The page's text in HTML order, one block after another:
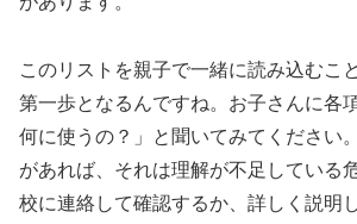
このリストを親子で一緒に読み込むこ
第一歩となるんですね。お子さんに各
何に使うの？」と聞いてみてください
があれば、それは理解が不足している
校に連絡して確認するか、詳しく説明